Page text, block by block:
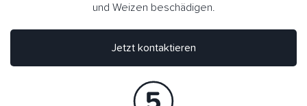
Jetzt kontaktieren
und Weizen beschädigen.